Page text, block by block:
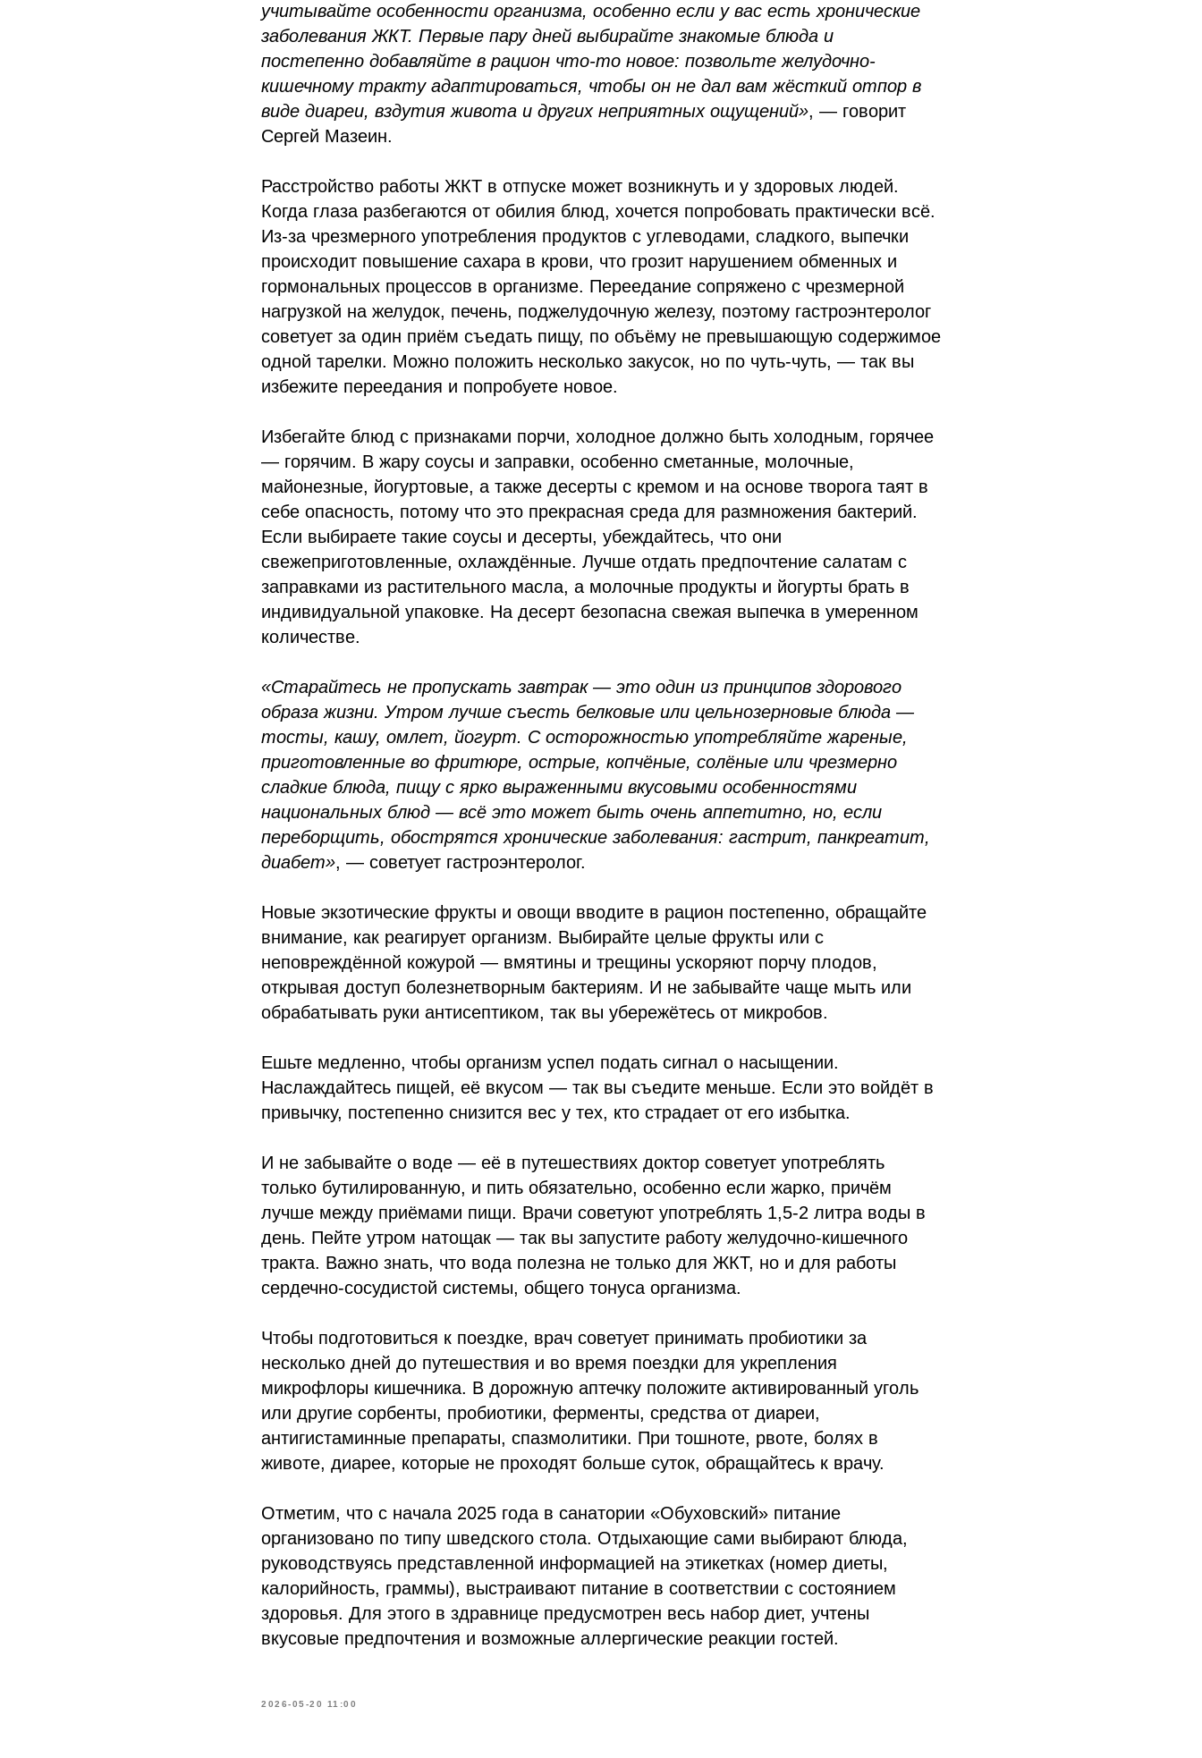
учитывайте особенности организма, особенно если у вас есть хронические
заболевания ЖКТ. Первые пару дней выбирайте знакомые блюда и
постепенно добавляйте в рацион что-то новое: позвольте желудочно-
кишечному тракту адаптироваться, чтобы он не дал вам жёсткий отпор в
виде диареи, вздутия живота и других неприятных ощущений», — говорит
Сергей Мазеин.
Расстройство работы ЖКТ в отпуске может возникнуть и у здоровых людей.
Когда глаза разбегаются от обилия блюд, хочется попробовать практически всё.
Из-за чрезмерного употребления продуктов с углеводами, сладкого, выпечки
происходит повышение сахара в крови, что грозит нарушением обменных и
гормональных процессов в организме. Переедание сопряжено с чрезмерной
нагрузкой на желудок, печень, поджелудочную железу, поэтому гастроэнтеролог
советует за один приём съедать пищу, по объёму не превышающую содержимое
одной тарелки. Можно положить несколько закусок, но по чуть-чуть, — так вы
избежите переедания и попробуете новое.
Избегайте блюд с признаками порчи, холодное должно быть холодным, горячее
— горячим. В жару соусы и заправки, особенно сметанные, молочные,
майонезные, йогуртовые, а также десерты с кремом и на основе творога таят в
себе опасность, потому что это прекрасная среда для размножения бактерий.
Если выбираете такие соусы и десерты, убеждайтесь, что они
свежеприготовленные, охлаждённые. Лучше отдать предпочтение салатам с
заправками из растительного масла, а молочные продукты и йогурты брать в
индивидуальной упаковке. На десерт безопасна свежая выпечка в умеренном
количестве.
«Старайтесь не пропускать завтрак — это один из принципов здорового
образа жизни. Утром лучше съесть белковые или цельнозерновые блюда —
тосты, кашу, омлет, йогурт. С осторожностью употребляйте жареные,
приготовленные во фритюре, острые, копчёные, солёные или чрезмерно
сладкие блюда, пищу с ярко выраженными вкусовыми особенностями
национальных блюд — всё это может быть очень аппетитно, но, если
переборщить, обострятся хронические заболевания: гастрит, панкреатит,
диабет», — советует гастроэнтеролог.
Новые экзотические фрукты и овощи вводите в рацион постепенно, обращайте
внимание, как реагирует организм. Выбирайте целые фрукты или с
неповреждённой кожурой — вмятины и трещины ускоряют порчу плодов,
открывая доступ болезнетворным бактериям. И не забывайте чаще мыть или
обрабатывать руки антисептиком, так вы убережётесь от микробов.
Ешьте медленно, чтобы организм успел подать сигнал о насыщении.
Наслаждайтесь пищей, её вкусом — так вы съедите меньше. Если это войдёт в
привычку, постепенно снизится вес у тех, кто страдает от его избытка.
И не забывайте о воде — её в путешествиях доктор советует употреблять
только бутилированную, и пить обязательно, особенно если жарко, причём
лучше между приёмами пищи. Врачи советуют употреблять 1,5-2 литра воды в
день. Пейте утром натощак — так вы запустите работу желудочно-кишечного
тракта. Важно знать, что вода полезна не только для ЖКТ, но и для работы
сердечно-сосудистой системы, общего тонуса организма.
Чтобы подготовиться к поездке, врач советует принимать пробиотики за
несколько дней до путешествия и во время поездки для укрепления
микрофлоры кишечника. В дорожную аптечку положите активированный уголь
или другие сорбенты, пробиотики, ферменты, средства от диареи,
антигистаминные препараты, спазмолитики. При тошноте, рвоте, болях в
животе, диарее, которые не проходят больше суток, обращайтесь к врачу.
Отметим, что с начала 2025 года в санатории «Обуховский» питание
организовано по типу шведского стола. Отдыхающие сами выбирают блюда,
руководствуясь представленной информацией на этикетках (номер диеты,
калорийность, граммы), выстраивают питание в соответствии с состоянием
здоровья. Для этого в здравнице предусмотрен весь набор диет, учтены
вкусовые предпочтения и возможные аллергические реакции гостей.
2026-05-20 11:00